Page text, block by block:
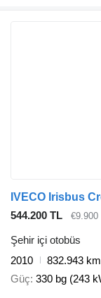
IVECO Irisbus
544.200 TL
€9.900
Şehir içi otobüs
2010
832.943 km
Güç 330 bg (243